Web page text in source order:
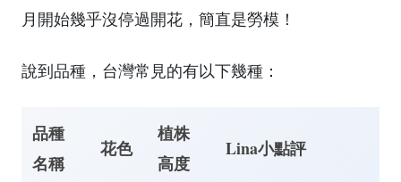
月開始幾乎沒停過開花，簡直是勞模！
說到品種，台灣常見的有以下幾種：
品種
名稱
花色
植株
高度
Lina小點評